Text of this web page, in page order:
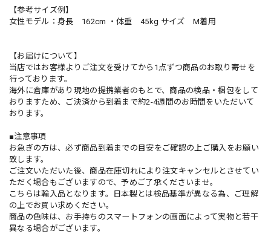
【参考サイズ例】
女性モデル：身長 162cm ・体重 45kg サイズ M着用
【お届けについて】
当店ではお客様よりご注文を受けてから1点ずつ商品のお取り寄せを
行っております。
海外に倉庫があり現地の提携業者のもとで、商品の検品・梱包をして
おりますため、ご決済から到着まで約2-4週間のお時間をいただいて
おります。
■注意事項
お急ぎの方は、必ず商品到着までの目安をご確認の上ご購入をお願い
致します。
ご注文いただいた後、商品在庫切れにより注文キャンセルとさせてい
ただく場合もございますので、予めご了承くださいませ。
こちらは輸入品となります。日本製とは検品基準が異なる為、ご理解
の上でお買い求めください。
商品の色味は、お手持ちのスマートフォンの画面によって実物と若干
異なる場合がございます。